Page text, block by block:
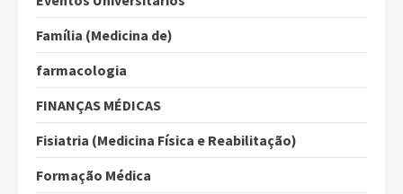
Família (Medicina de)
farmacologia
FINANÇAS MÉDICAS
Fisiatria (Medicina Física e Reabilitação)
Formação Médica